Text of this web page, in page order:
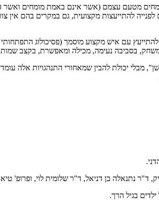
מטעם עצמם (אשר אינם באמת מומחים ואשר
לפנייה להתייעצות מקצועית, גם במקרים בהם
עם איש מקצוע מוסמך (פסיכולוג
משחק, בסביבה נעימה, מכילה ומאפשרת, בקצב
מבלי יכולת להבין שמאחורי התנהגויות אלה
ד"ר נתנאלה בן דניאל, ד"ר שלומית לוי, ופרופ'
בגיל הרך.